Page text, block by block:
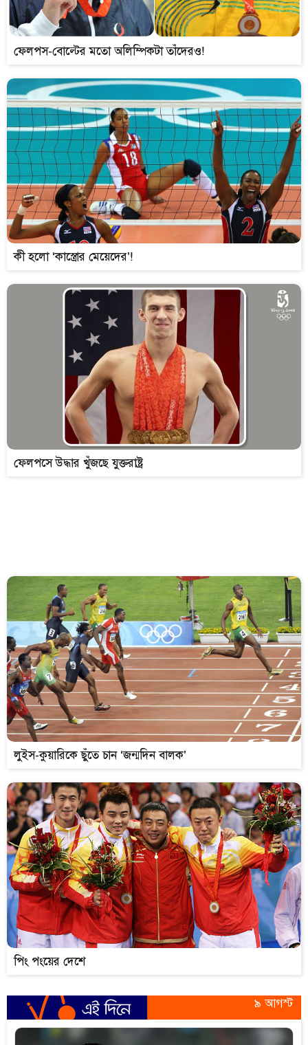
ফেলপস-বোল্টের মতো অলিম্পিকটা তাঁদেরও!
কী হলো ‘কাস্ত্রোর মেয়েদের’!
ফেলপসে উদ্ধার খুঁজছে যুক্তরাষ্ট্র
লুইস-কুয়ারিকে ছুঁতে চান ‘জন্মদিন বালক’
পিং পংয়ের দেশে
৯ আগস্ট